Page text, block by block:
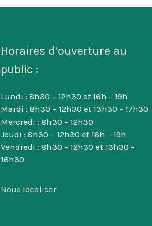
Horaires d’ouverture au
public :
Lundi : 8h30 – 12h30 et 16h – 19h
Mardi : 8h30 – 12h30 et 13h30 – 17h30
Mercredi : 8h30 – 12h30
Jeudi : 8h30 – 12h30 et 16h – 19h
Vendredi : 8h30 – 12h30 et 13h30 –
16h30
Nous localiser